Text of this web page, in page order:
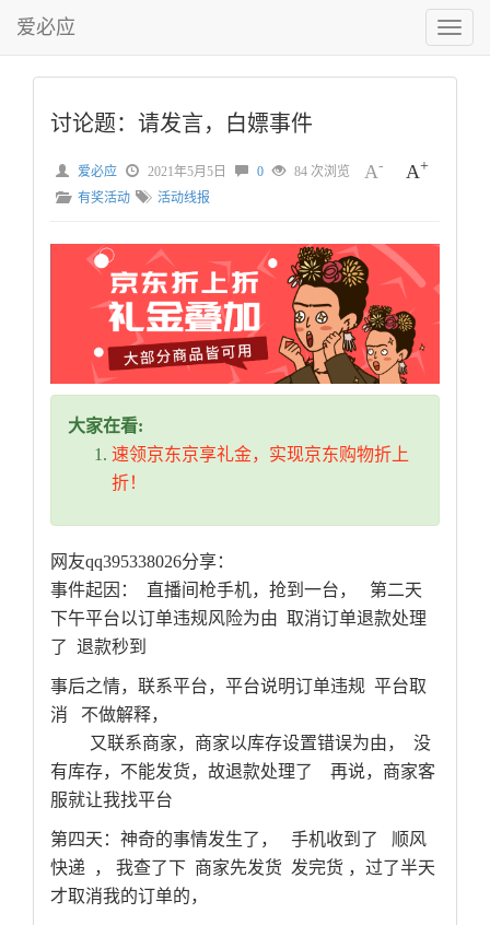
切
换
菜
爱必应
讨论题：请发言，白嫖事件
A- A+
爱必应 2021年5月5日 0
84 次浏览
有奖活动
活动线报
大家在看:
速领京东京享礼金，实现京东购物折上
折！
网友qq395338026分享：
事件起因： 直播间枪手机，抢到一台， 第二天
下午平台以订单违规风险为由 取消订单退款处理
了 退款秒到
事后之情，联系平台，平台说明订单违规 平台取
消 不做解释，
又联系商家，商家以库存设置错误为由， 没
有库存，不能发货，故退款处理了 再说，商家客
服就让我找平台
第四天：神奇的事情发生了， 手机收到了 顺风
快递 ， 我查了下 商家先发货 发完货 ，过了半天
才取消我的订单的，